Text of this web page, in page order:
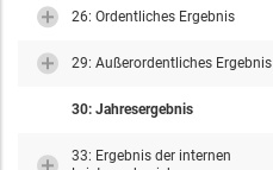
26: Ordentliches Ergebnis
29: Außerordentliches Ergebnis
30: Jahresergebnis
33: Ergebnis der internen